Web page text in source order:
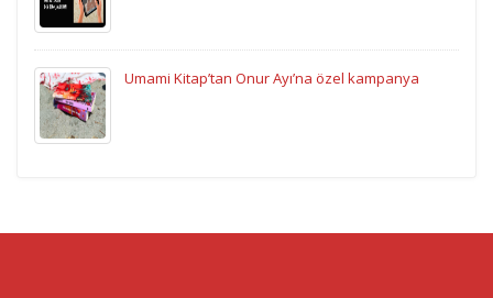
Umami Kitap’tan Onur Ayı’na özel kampanya